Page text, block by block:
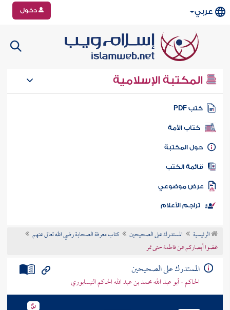
عربي دخول
المكتبة الإسلامية
كتب PDF
كتاب الأمة
المكتبة
الكتب
موضوعي
تراجم الأعلام
الرئيسية المستدرك على الصحيحين
كتاب معرفة الصحابة رضي الله تعالى عنهم
غضوا أبصاركم عن فاطمة حتى تمر
المستدرك على الصحيحين
الحاكم - أبو عبد الله محمد بن عبد الله الحاكم النيسابوري